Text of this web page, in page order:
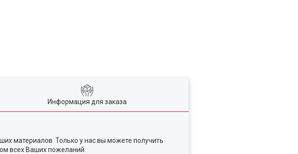
Информация для заказа
материалов. Только у нас вы можете получить
всех Ваших пожеланий.